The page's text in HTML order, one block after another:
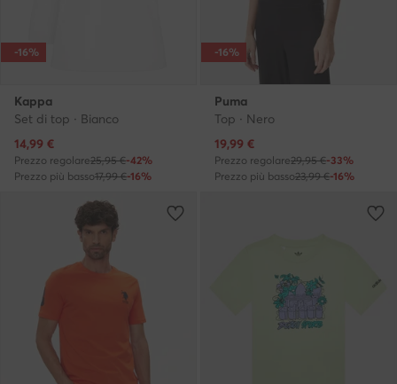
-16%
Kappa
Set di top · Bianco
Prezzo attuale
14,99 €
Prezzo regolare25,95 €-42%
Prezzo più basso17,99 €-16%
-16%
Puma
Top · Nero
Prezzo attuale
19,99 €
Prezzo regolare29,95 €-33%
Prezzo più basso23,99 €-16%